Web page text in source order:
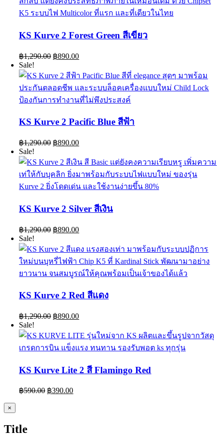
KS Kurve 2 Forest Green สีเขียว
฿1,290.00 Original
was:
฿1,290.00.
฿890.00Current
is:
฿890.00.
Sale!
KS Kurve 2 Pacific Blue สีฟ้า
฿1,290.00 Original
was:
฿1,290.00.
฿890.00Current
is:
฿890.00.
Sale!
KS Kurve 2 Silver สีเงิน
฿1,290.00 Original
was:
฿1,290.00.
฿890.00Current
is:
฿890.00.
Sale!
KS Kurve 2 Red สีแดง
฿1,290.00 Original
was:
฿1,290.00.
฿890.00Current
is:
฿890.00.
Sale!
KS Kurve Lite 2 สี Flamingo Red
฿590.00 Original
฿390.00Current
Close
product
view
×
Title